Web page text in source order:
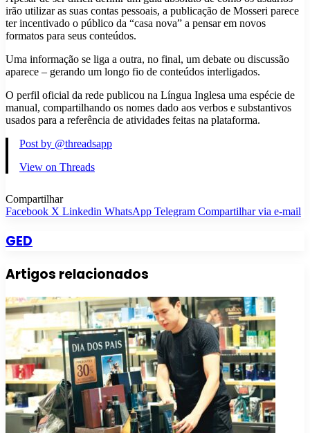
irão utilizar as suas contas pessoais, a publicação de Mosseri parece
ter incentivado o público da “casa nova” a pensar em novos
formatos para seus conteúdos.
Uma informação se liga a outra, no final, um debate ou discussão
aparece – gerando um longo fio de conteúdos interligados.
O perfil oficial da rede publicou na Língua Inglesa uma espécie de
manual, compartilhando os nomes dado aos verbos e substantivos
usados para a referência de atividades feitas na plataforma.
Post by @threadsapp
View on Threads
Compartilhar
Facebook X Linkedin WhatsApp Telegram Compartilhar via e-mail
GED
Artigos relacionados